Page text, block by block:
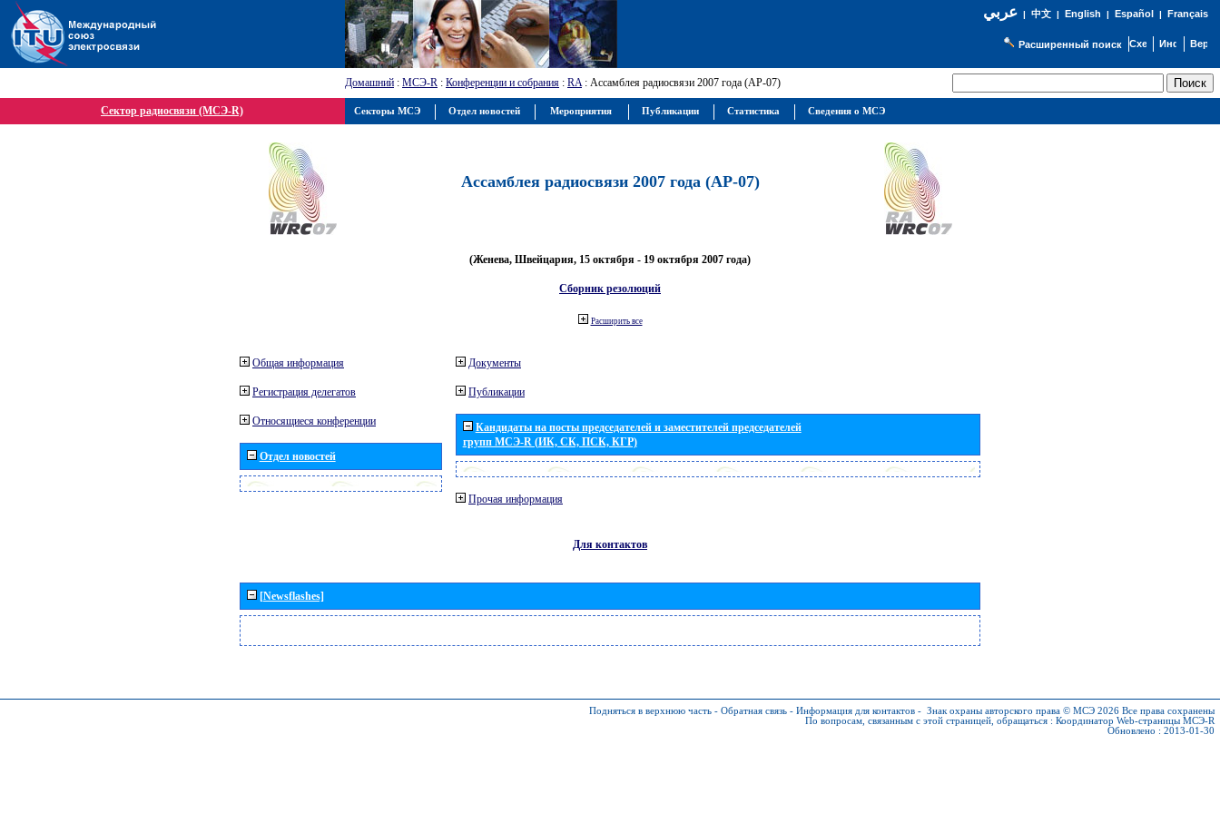
عربي| 中文| English | Español | Français
Расширенный поиск
Домашний : МСЭ-R : Конференции и собрания : RA: Ассамблея радиосвязи 2007 года (АР-07)
Сектор радиосвязи (МСЭ-R)
Ассамблея радиосвязи 2007 года (АР-07)
(Женева, Швейцария, 15 октября - 19 октября 2007 года)
Сборник резолюций
Расширить все
Общая информация
Регистрация делегатов
Относящиеся конференции
Отдел новостей
Документы
Публикации
Кандидаты на посты председателей и заместителей председателей
групп МСЭ-R (ИК, СК, ПСК, КГР)
Прочая информация
Для контактов
[Newsflashes]
Подняться в верхнюю часть - Обратная связь - Информация для контактов - Знак охраны авторского права © МСЭ 2026 Все права сохранены
По вопросам, связанным с этой страницей, обращаться : Координатор Web-страницы МСЭ-R
Обновлено : 2013-01-30
Секторы МСЭ Отдел новостей Мероприятия Публикации Статистика Сведения о МСЭ